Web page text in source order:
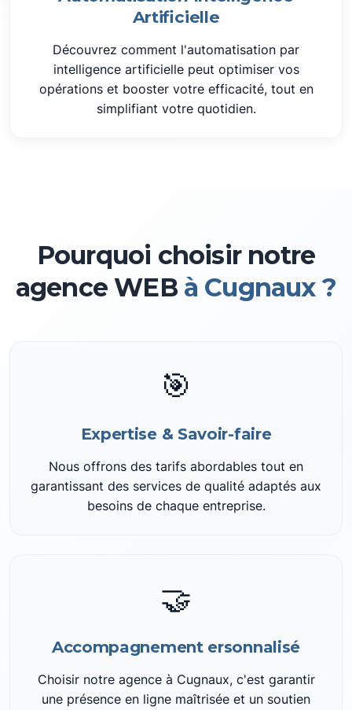
Artificielle
Découvrez comment l'automatisation par
intelligence artificielle peut optimiser vos
opérations et booster votre efficacité, tout en
simplifiant votre quotidien.
Pourquoi choisir notre
agence WEB à Cugnaux ?
🎯
Expertise & Savoir-faire
Nous offrons des tarifs abordables tout en
garantissant des services de qualité adaptés aux
besoins de chaque entreprise.
🤝
Accompagnement ersonnalisé
Choisir notre agence à Cugnaux, c'est garantir
une présence en ligne maîtrisée et un soutien